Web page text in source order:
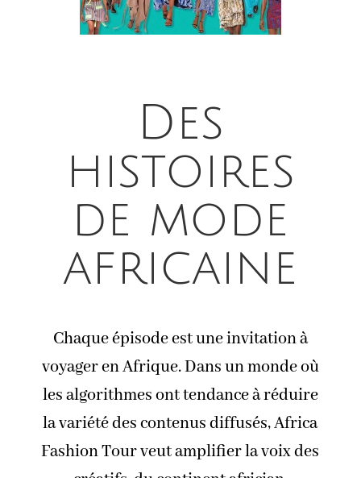
Des
histoires
de mode
africaine
Chaque épisode est une invitation à
voyager en Afrique. Dans un monde où
les algorithmes ont tendance à réduire
la variété des contenus diffusés, Africa
Fashion Tour veut amplifier la voix des